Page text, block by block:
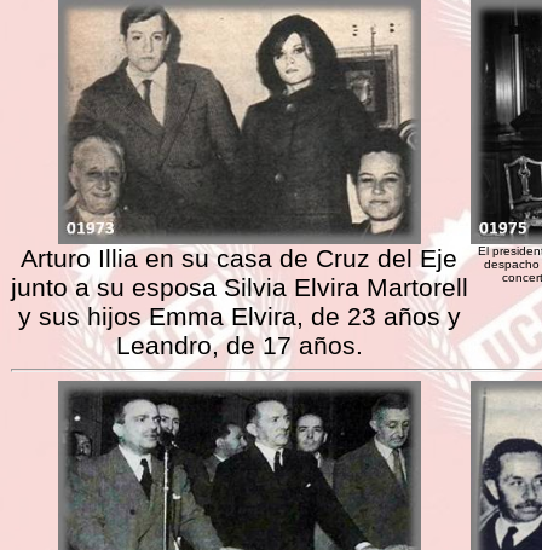
Arturo Illia en su casa de Cruz del Eje
junto a su esposa Silvia Elvira Martorell
y sus hijos Emma Elvira, de 23 años y
Leandro, de 17 años.
El
despacho